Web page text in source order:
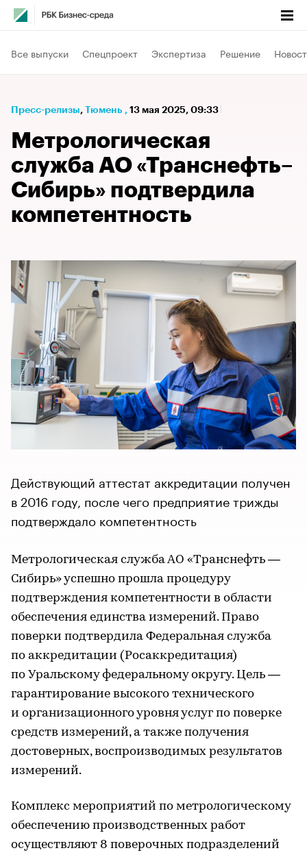
Все выпуски Спецпроект Экспертиза Решение
Пресс-релизы⁠, Тюмень , 13 мая 2025, 09:33
Метрологическая
служба АО «Транснефть–
Сибирь» подтвердила
компетентность
Действующий аттестат аккредитации получен
в 2016 году, после чего предприятие трижды
подтверждало компетентность
Метрологическая служба АО «Транснефть —
Сибирь» успешно прошла процедуру
подтверждения компетентности в области
обеспечения единства измерений. Право
поверки подтвердила Федеральная служба
по аккредитации (Росаккредитация)
по Уральскому федеральному округу. Цель —
гарантирование высокого технического
и организационного уровня услуг по поверке
средств измерений, а также получения
достоверных, воспроизводимых результатов
измерений.
Комплекс мероприятий по метрологическому
обеспечению производственных работ
осуществляют 8 поверочных подразделений